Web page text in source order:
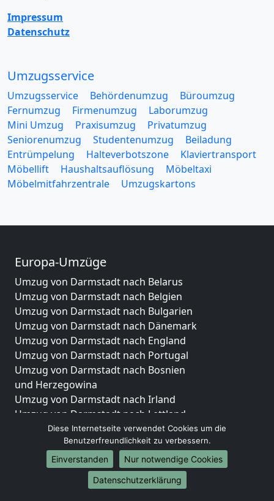
Impressum
Datenschutz
Umzugsservice
Umzugsservice Behördenumzug
Büroumzug
Fernumzug
Firmenumzug
Laborumzug
Mini Umzug
Praxisumzug
Privatumzug
Seniorenumzug
Studentenumzug
Beiladung
Entrümpelung
Halteverbotszone
Klaviertransport
Möbellift
Haushaltsauflösung
Möbeltaxi
Möbelmitfahrzentrale
Umzugskartons
Europa-Umzüge
Umzug von Darmstadt nach Belarus
Umzug von Darmstadt nach Belgien
Umzug von Darmstadt nach Bulgarien
Umzug von Darmstadt nach Dänemark
Umzug von Darmstadt nach England
Umzug von Darmstadt nach Portugal
Umzug von Darmstadt nach Bosnien
und Herzegowina
Umzug von Darmstadt nach Irland
Umzug von Darmstadt nach Lettland
Umzug von Darmstadt nach Zypern
Umzug von Darmstadt nach Kroatien
Umzug von Darmstadt nach Estland
Umzug von Darmstadt nach Finnland
Umzug von Darmstadt nach Frankreich
Diese Internetseite verwendet Cookies um die
Benutzerfreundlichkeit zu verbessern.
Einverstanden
Nur notwendige Cookies
Datenschutzerklärung